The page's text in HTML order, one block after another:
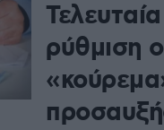
ρύθμιση